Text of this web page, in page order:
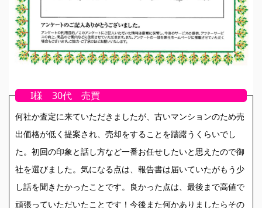
I様 30代 売買
何社か査定に来ていただきましたが、古いマンションのため売
出価格が低く提案され、売却をすることを躊躇うくらいでし
た。初回の印象と話し方など一番お任せしたいと思えたので御
社を選びました。気になる点は、報告書は届いていたがもう少
し話を聞きたかったことです。良かった点は、最後まで高値で
頑張っていただいたことです！今後また何かありましたらその